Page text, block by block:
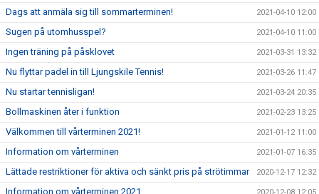
Dags att anmäla sig till sommarterminen! 2021-04-10 12:00
Sugen på utomhusspel? 2021-04-10 11:00
Ingen träning på påsklovet 2021-03-31 13:32
Nu flyttar padel in till Ljungskile Tennis! 2021-03-26 11:47
Nu startar tennisligan! 2021-03-24 20:35
Bollmaskinen åter i funktion 2021-02-23 13:25
Välkommen till vårterminen 2021! 2021-01-12 11:00
Information om vårterminen 2021-01-07 16:35
Lättade restriktioner för aktiva och sänkt pris på strötimmar 2020-12-17 12:32
Information om vårterminen 2021